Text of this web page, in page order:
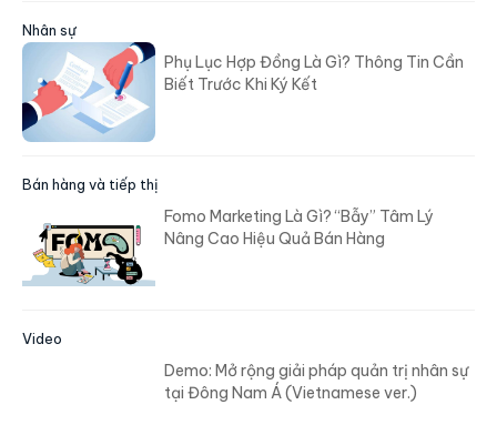
Nhân sự
Phụ Lục Hợp Đồng Là Gì? Thông Tin Cần
Biết Trước Khi Ký Kết
Bán hàng và tiếp thị
Fomo Marketing Là Gì? “Bẫy” Tâm Lý
Nâng Cao Hiệu Quả Bán Hàng
Video
Demo: Mở rộng giải pháp quản trị nhân sự
tại Đông Nam Á (Vietnamese ver.)